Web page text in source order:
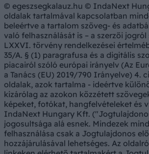
© egeszsegkalauz.hu © IndaNext
oldalak tartalmával kapcsolatban
beleértve a tartalom szöveg- és
való felhasználását is – a szerzői jogról
LXXVI. törvény rendelkezései
35/A. § (1) paragrafusa és a digitális
piacairól szóló európai irányelv (Az
a Tanács (EU) 2019/790 Irányelve) 4.
oldalak, azok tartalma - ideértve
kizárólag az azokon közzétett
képeket, fotókat, hangfelvételeket és
IndaNext Hungary Kft.
jogosultsága alá esnek. Mindezek
felhasználása csak a Jogtulajdonos
hozzájárulásával lehetséges. Az